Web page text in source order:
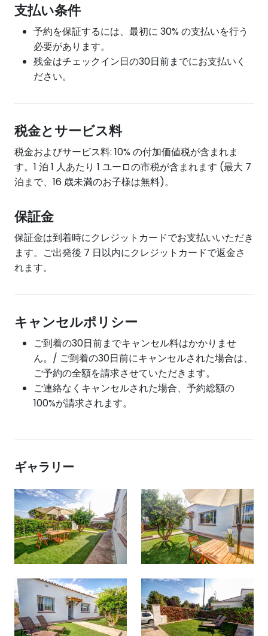
支払い条件
予約を保証するには、最初に 30% の支払いを行う
必要があります。
残金はチェックイン日の30日前までにお支払いく
ださい。
税金とサービス料
税金およびサービス料: 10% の付加価値税が含まれま
す。1 泊 1 人あたり 1 ユーロの市税が含まれます (最大 7
泊まで、16 歳未満のお子様は無料)。
保証金
保証金は到着時にクレジットカードでお支払いいただき
ます。ご出発後 7 日以内にクレジットカードで返金さ
れます。
キャンセルポリシー
ご到着の30日前までキャンセル料はかかりませ
ん。/ ご到着の30日前にキャンセルされた場合は、
ご予約の全額を請求させていただきます。
ご連絡なくキャンセルされた場合、予約総額の
100%が請求されます。
ギャラリー